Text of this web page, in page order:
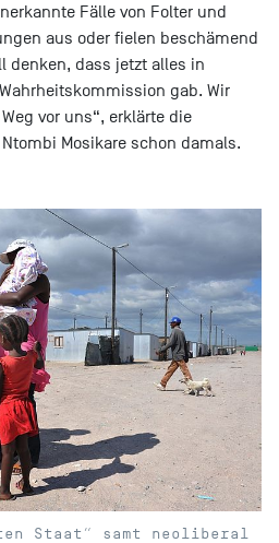
Fälle von Folter und
aus oder fielen beschämend
denken, dass jetzt alles in
gab. Wir
vor uns“, erklärte die
Mosikare schon damals.
Staat“ samt neoliberal